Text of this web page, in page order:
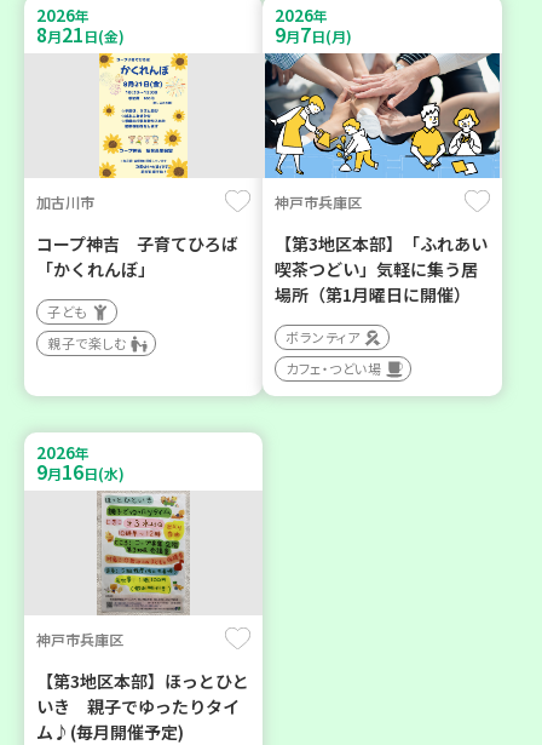
2026年
8月21日(金)
加古川市
コープ神吉 子育てひろば
「かくれんぼ」
子ども
親子で楽しむ
2026年
9月7日(月)
神戸市兵庫区
【第3地区本部】「ふれあい
喫茶つどい」気軽に集う居
場所（第1月曜日に開催）
ボランティア
カフェ・つどい場
2026年
9月16日(水)
神戸市兵庫区
【第3地区本部】ほっとひと
いき 親子でゆったりタイ
ム♪(毎月開催予定)